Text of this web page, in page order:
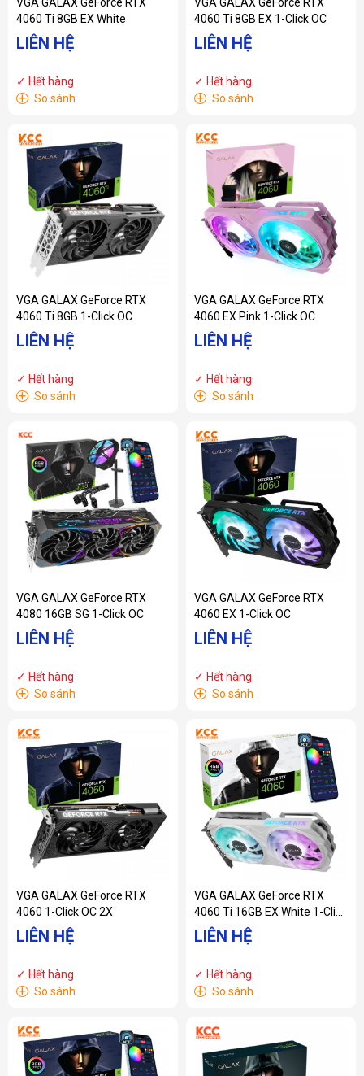
4060 Ti 8GB EX White
LIÊN HỆ
✓ Hết hàng
+ So sánh
4060 Ti 8GB EX 1-Click OC
LIÊN HỆ
✓ Hết hàng
+ So sánh
VGA GALAX GeForce RTX
4060 Ti 8GB 1-Click OC
LIÊN HỆ
✓ Hết hàng
+ So sánh
VGA GALAX GeForce RTX
4060 EX Pink 1-Click OC
LIÊN HỆ
✓ Hết hàng
+ So sánh
VGA GALAX GeForce RTX
4080 16GB SG 1-Click OC
LIÊN HỆ
✓ Hết hàng
+ So sánh
VGA GALAX GeForce RTX
4060 EX 1-Click OC
LIÊN HỆ
✓ Hết hàng
+ So sánh
VGA GALAX GeForce RTX
4060 1-Click OC 2X
LIÊN HỆ
✓ Hết hàng
+ So sánh
VGA GALAX GeForce RTX
4060 Ti 16GB EX White 1-Click
OC
LIÊN HỆ
✓ Hết hàng
+ So sánh